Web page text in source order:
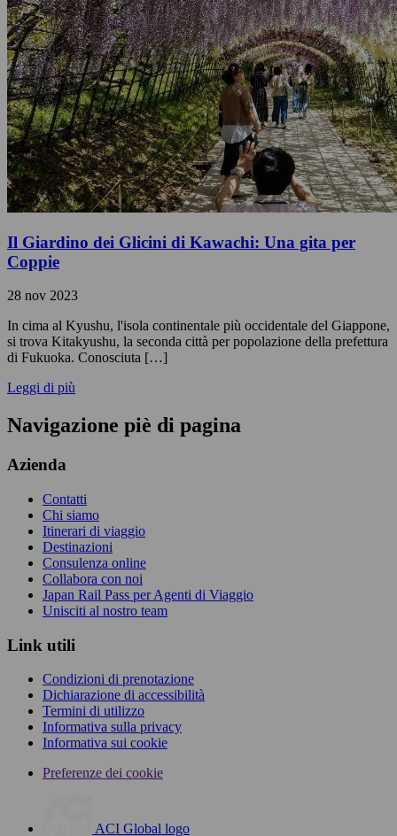
Il Giardino dei Glicini di Kawachi: Una gita per
Coppie
28 nov 2023
In cima al Kyushu, l'isola continentale più occidentale del Giappone,
si trova Kitakyushu, la seconda città per popolazione della prefettura
di Fukuoka. Conosciuta […]
Leggi di più
Navigazione piè di pagina
Azienda
Contatti
Chi siamo
Itinerari di viaggio
Destinazioni
Consulenza online
Collabora con noi
Japan Rail Pass per Agenti di Viaggio
Unisciti al nostro team
Link utili
Condizioni di prenotazione
Dichiarazione di accessibilità
Termini di utilizzo
Informativa sulla privacy
Informativa sui cookie
Preferenze dei cookie
ACI Global logo